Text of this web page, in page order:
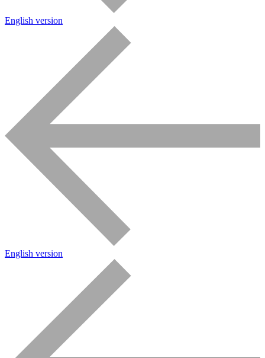
English version
English version